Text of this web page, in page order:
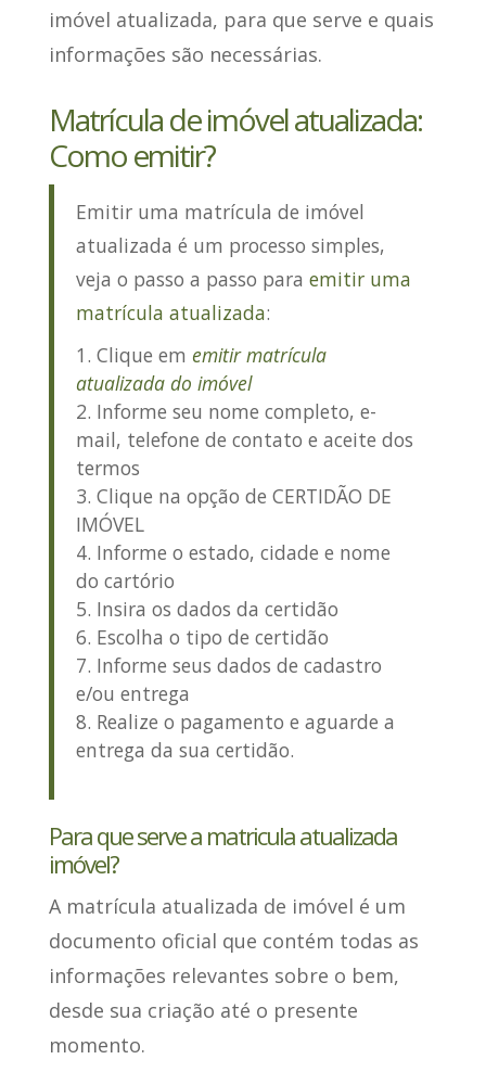
imóvel atualizada, para que serve e quais
informações são necessárias.
Matrícula de imóvel atualizada:
Como emitir?
Emitir uma matrícula de imóvel
atualizada é um processo simples,
veja o passo a passo para emitir uma
matrícula atualizada:
Clique em emitir matrícula
atualizada do imóvel
Informe seu nome completo, e-
mail, telefone de contato e aceite dos
termos
Clique na opção de CERTIDÃO DE
IMÓVEL
Informe o estado, cidade e nome
do cartório
Insira os dados da certidão
Escolha o tipo de certidão
Informe seus dados de cadastro
e/ou entrega
Realize o pagamento e aguarde a
entrega da sua certidão.
Para que serve a matricula atualizada
imóvel?
A matrícula atualizada de imóvel é um
documento oficial que contém todas as
informações relevantes sobre o bem,
desde sua criação até o presente
momento.